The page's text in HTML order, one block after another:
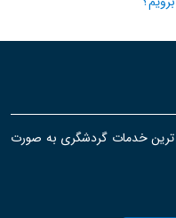
ترین خدمات گردشگری به صورت